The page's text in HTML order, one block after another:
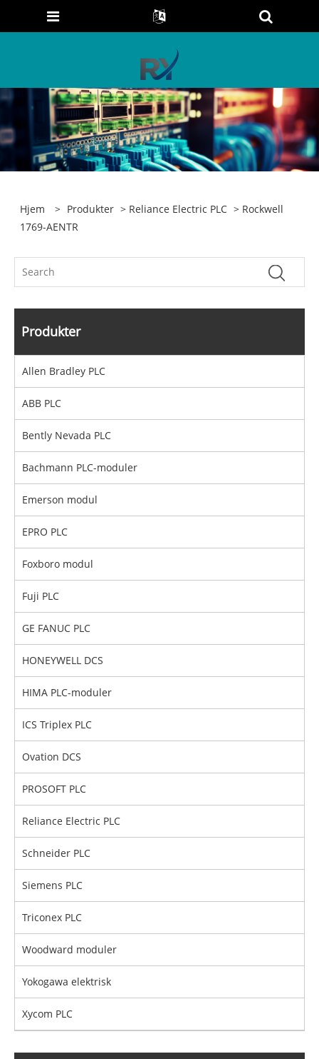
Hjem > Produkter > Reliance Electric PLC > Rockwell
1769-AENTR
Produkter
Allen Bradley PLC
ABB PLC
Bently Nevada PLC
Bachmann PLC-moduler
Emerson modul
EPRO PLC
Foxboro modul
Fuji PLC
GE FANUC PLC
HONEYWELL DCS
HIMA PLC-moduler
ICS Triplex PLC
Ovation DCS
PROSOFT PLC
Reliance Electric PLC
Schneider PLC
Siemens PLC
Triconex PLC
Woodward moduler
Yokogawa elektrisk
Xycom PLC